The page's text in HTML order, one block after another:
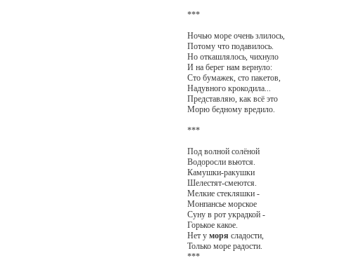
***
Ночью море очень злилось,
Потому что подавилось.
Но откашлялось, чихнуло
И на берег нам вернуло:
Сто бумажек, сто пакетов,
Надувного крокодила...
Представляю, как всё это
Морю бедному вредило.
***
Под волной солёной
Водоросли вьются.
Камушки-ракушки
Шелестят-смеются.
Мелкие стекляшки -
Монпансье морское
Суну в рот украдкой -
Горькое какое.
Нет уморя сладости,
Только море радости.
***